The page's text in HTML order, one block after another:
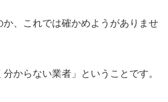
か、これでは確かめようがありませ
からない業者」ということです。